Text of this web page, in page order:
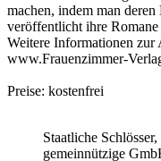
machen, indem man
veröffentlicht ihre
Weitere Informationen
www.Frauenzimmer-
Preise: kostenfrei
Staatliche
gemeinnützige